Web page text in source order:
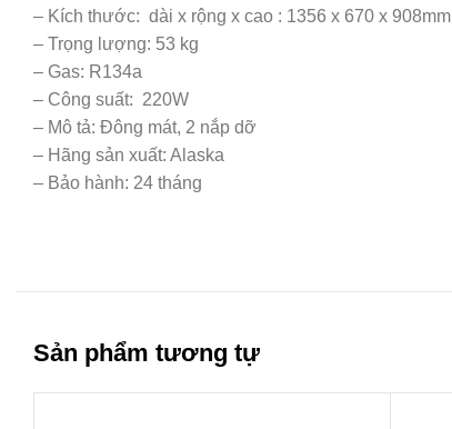
– Kích thước: dài x rộng x cao : 1356 x 670 x 908mm
– Trọng lượng: 53 kg
– Gas: R134a
– Công suất: 220W
– Mô tả: Đông mát, 2 nắp dỡ
– Hãng sản xuất: Alaska
– Bảo hành: 24 tháng
Sản phẩm tương tự